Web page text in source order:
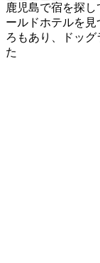
鹿児島で宿を探
ールドホテルを
ろもあり、ドッ
た